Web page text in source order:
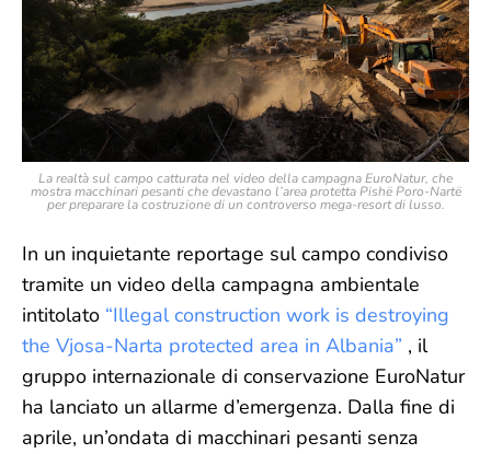
La realtà sul campo catturata nel video della campagna EuroNatur, che
mostra macchinari pesanti che devastano l’area protetta Pishë Poro-Nartë
per preparare la costruzione di un controverso mega-resort di lusso.
In un inquietante reportage sul campo condiviso
tramite un video della campagna ambientale
intitolato “Illegal construction work is destroying
the Vjosa-Narta protected area in Albania” , il
gruppo internazionale di conservazione EuroNatur
ha lanciato un allarme d’emergenza. Dalla fine di
aprile, un’ondata di macchinari pesanti senza